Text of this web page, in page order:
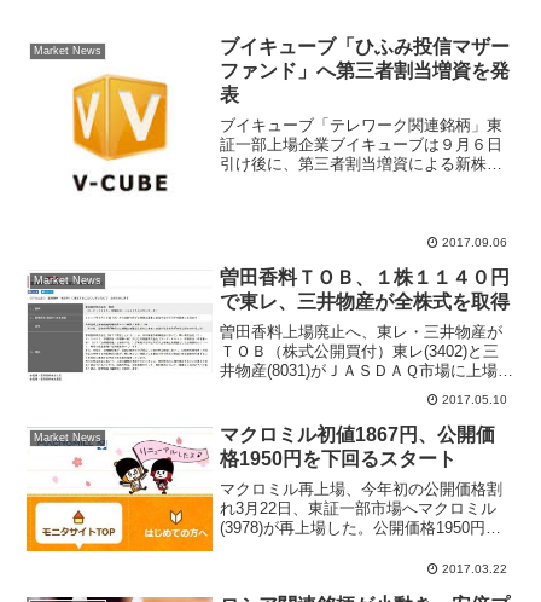
Market News
ブイキューブ「ひふみ投信マザー
ファンド」へ第三者割当増資を発
表
ブイキューブ「テレワーク関連銘柄」東
証一部上場企業ブイキューブは９月６日
引け後に、第三者割当増資による新株発
2017.09.06
Market News
曽田香料ＴＯＢ、１株１１４０円
で東レ、三井物産が全株式を取得
曽田香料上場廃止へ、東レ・三井物産が
ＴＯＢ（株式公開買付）東レ(3402)と三
井物産(8031)がＪＡＳＤＡＱ市場に上場す
付）すると発表。ＴＯＢ価格は１株１１
４０円で、５月１０日の終値７５１円に
５２...
2017.05.10
Market News
マクロミル初値1867円、公開価
格1950円を下回るスタート
マクロミル再上場、今年初の公開価格割
れ3月22日、東証一部市場へマクロミル
(3978)が再上場した。公開価格1950円に
は公開価格を4.3％下回る形でスタートと
2017.03.22